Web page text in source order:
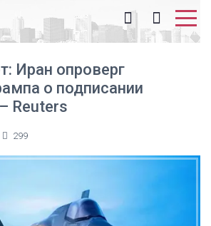
Иран опроверг
о подписании
Reuters
299